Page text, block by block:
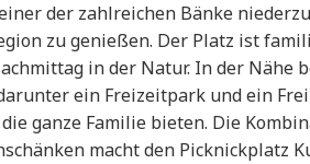
der zahlreichen Bänke
zu genießen. Der Platz ist
in der Natur. In der Nähe
ein Freizeitpark und ein
ganze Familie bieten. Die
macht den Picknickplatz